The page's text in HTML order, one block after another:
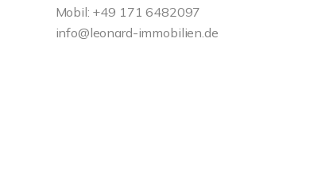
Mobil: +49 171 6482097
info@leonard-immobilien.de